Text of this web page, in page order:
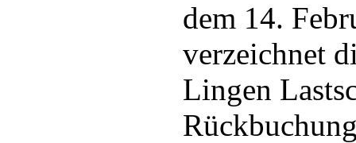
dem 14.
verzeichnet
Lingen